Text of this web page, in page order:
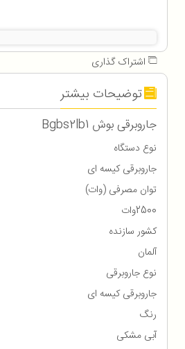
اشتراک گذاری
توضیحات بیشتر
جاروبرقی بوش Bgbs2lb1
نوع دستگاه
جاروبرقی کیسه ای
توان مصرفی (وات)
2500وات
کشور سازنده
آلمان
نوع جاروبرقی
جاروبرقی کیسه ای
رنگ
آبی مشکی